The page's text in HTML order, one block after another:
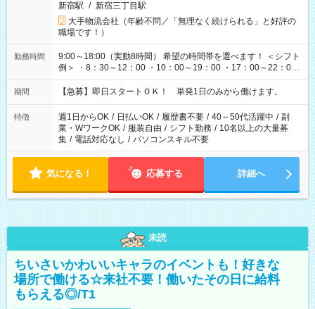
新宿駅 / 新宿三丁目駅
大手物流会社（年齢不問／「無理なく続けられる」と好評の
職場です！）
勤務時間
9:00～18:00（実動8時間） 希望の時間帯を選べます！ ＜シフト
例＞ ・8：30～12：00 ・10：00～19：00 ・17：00～22：00
・13：00～22：00 ・22：00～翌6：00 など
期間 【急募】即日スタートＯＫ！ 単発1日のみから働けます。
特徴 週1日からOK / 日払いOK / 履歴書不要 / 40～50代活躍中 / 副
業・WワークOK / 服装自由 / シフト勤務 / 10名以上の大量募
集 / 電話対応なし / パソコンスキル不要
気になる！ 応募する 詳細へ
未読
ちいさいかわいいキャラのイベントも！好きな
場所で働ける☆来社不要！働いたその日に給料
もらえる◎/T1